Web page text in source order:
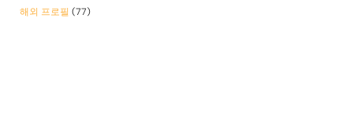
해외 프로필 (77)